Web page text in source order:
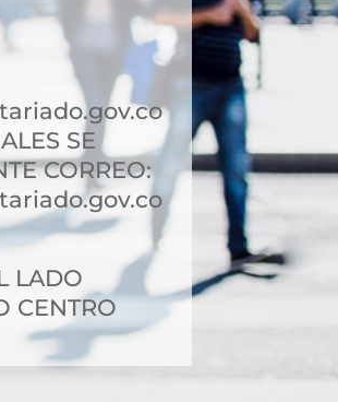
SE
CORREO:
LADO
CENTRO